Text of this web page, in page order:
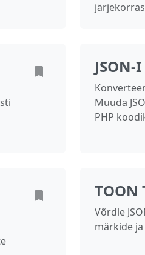
JSON-
Muuda
PHP
TOON
Võrdle
märkide